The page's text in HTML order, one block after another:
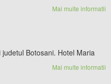
Mai multe informatii
Botosani. Hotel Maria
Mai multe informatii